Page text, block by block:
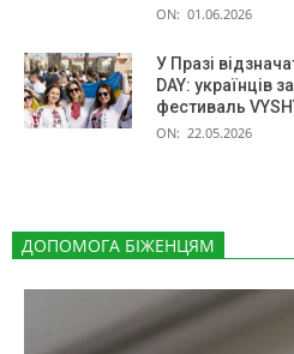
ON: 01.06.2026
У Празі
DAY: українців
фестиваль
ON: 22.05.2026
ДОПОМОГА БІЖЕНЦЯМ